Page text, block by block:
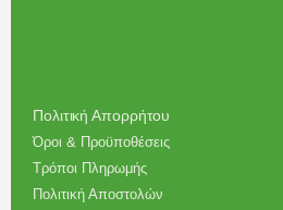
Πολιτική Απορρήτου
Όροι & Προϋποθέσεις
Τρόποι Πληρωμής
Πολιτική Αποστολών